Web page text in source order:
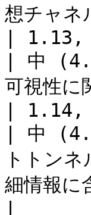
想チャネ
|
| 中
可視性に
|
| 中
トトン
細情報